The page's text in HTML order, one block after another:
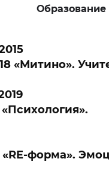
Образование
«Митино».
форма».